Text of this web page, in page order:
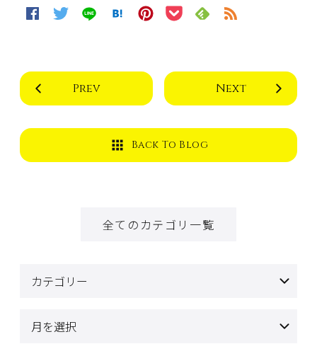
Prev Next
Back To Blog
全てのカテゴリ一覧